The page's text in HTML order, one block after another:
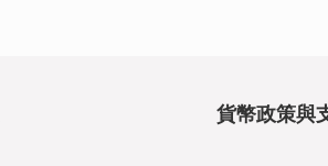
貨幣政策與